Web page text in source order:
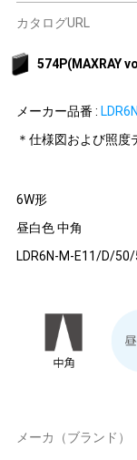
カタログURL
574P(MAXRAY
メーカー品番 :
＊仕様図および照度
6W形
昼白色 中角
LDR6N-M-E11/D/
メーカ（ブランド）